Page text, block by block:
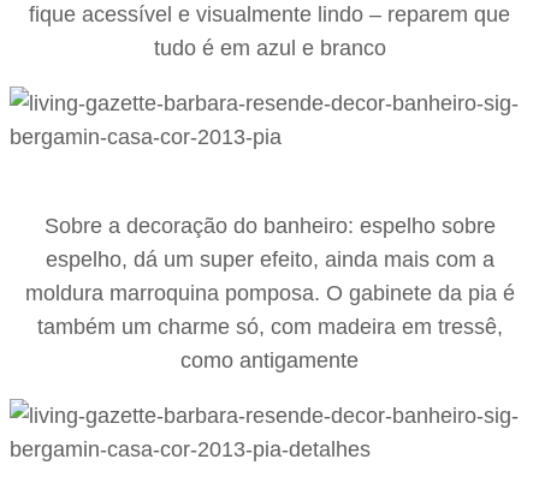
fique acessível e visualmente lindo – reparem que
tudo é em azul e branco
Sobre a decoração do banheiro: espelho sobre
espelho, dá um super efeito, ainda mais com a
moldura marroquina pomposa. O gabinete da pia é
também um charme só, com madeira em tressê,
como antigamente